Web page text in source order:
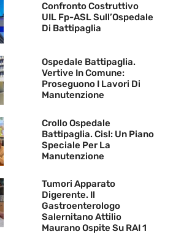
Confronto Costruttivo
UIL Fp-ASL Sull’Ospedale
Di Battipaglia
Ospedale Battipaglia.
Vertive In Comune:
Proseguono I Lavori Di
Manutenzione
Crollo Ospedale
Battipaglia. Cisl: Un Piano
Speciale Per La
Manutenzione
Tumori Apparato
Digerente. Il
Gastroenterologo
Salernitano Attilio
Maurano Ospite Su RAI 1